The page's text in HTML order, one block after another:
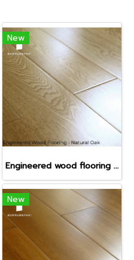
New
Engineered wood flooring - Natural Oak
New